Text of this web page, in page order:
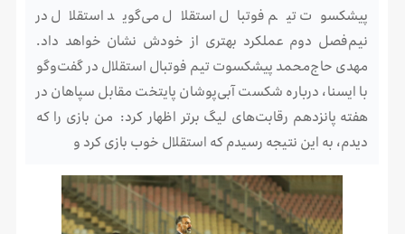
پیشکسوت تیم فوتبال استقلال می‌گوید استقلال در
نیم‌فصل دوم عملکرد بهتری از خودش نشان خواهد داد.
مهدی حاج‌محمد پیشکسوت تیم فوتبال استقلال در گفت‌وگو
با ایسنا، درباره شکست آبی‌پوشان پایتخت مقابل سپاهان در
هفته پانزدهم رقابت‌های لیگ برتر اظهار کرد: من بازی را که
دیدم، به این نتیجه رسیدم که استقلال خوب بازی کرد و